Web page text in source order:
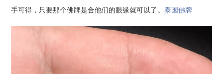
手可得，只要那个佛牌是合他们的眼缘就可以了。泰国佛牌